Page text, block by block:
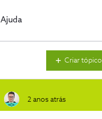
Ajuda
Criar tópico
2 anos atrás